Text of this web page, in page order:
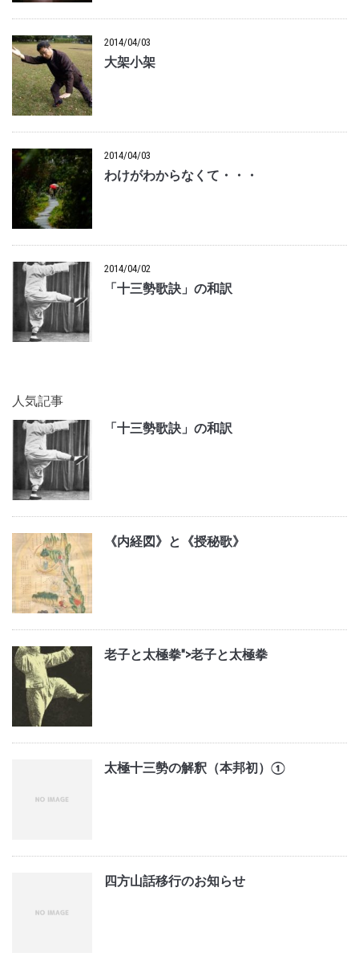
2014/04/03
大架小架
2014/04/03
わけがわからなくて・・・
2014/04/02
「十三勢歌訣」の和訳
人気記事
「十三勢歌訣」の和訳
《内経図》と《授秘歌》
老子と太極拳">老子と太極拳
太極十三勢の解釈（本邦初）①
四方山話移行のお知らせ